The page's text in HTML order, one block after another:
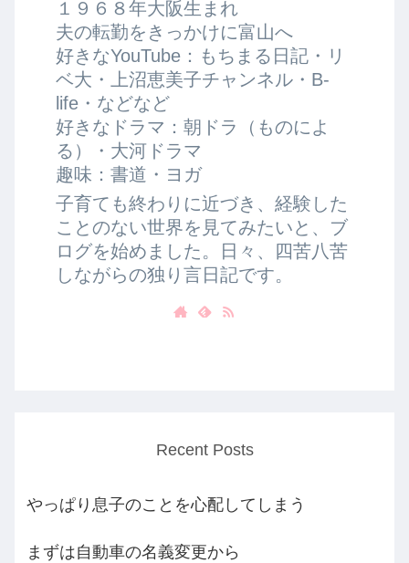
１９６８年大阪生まれ
夫の転勤をきっかけに富山へ
好きなYouTube：もちまる日記・リ
ベ大・上沼恵美子チャンネル・B-
life・などなど
好きなドラマ：朝ドラ（ものによ
る）・大河ドラマ
趣味：書道・ヨガ
子育ても終わりに近づき、経験した
ことのない世界を見てみたいと、ブ
ログを始めました。日々、四苦八苦
しながらの独り言日記です。
Recent Posts
やっぱり息子のことを心配してしまう
まずは自動車の名義変更から